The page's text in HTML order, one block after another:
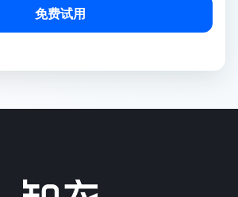
免费试用